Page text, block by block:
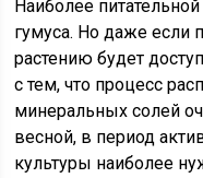
Наиболее
гумуса. Но даже если
растению будет
с тем, что процесс
минеральных солей
весной, в период
культуры наиболее